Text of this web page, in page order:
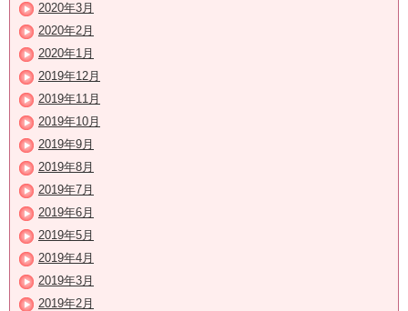
2020年3月
2020年2月
2020年1月
2019年12月
2019年11月
2019年10月
2019年9月
2019年8月
2019年7月
2019年6月
2019年5月
2019年4月
2019年3月
2019年2月